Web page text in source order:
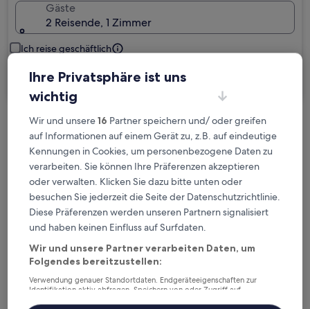
Gäste
2 Reisende, 1 Zimmer
Ich reise geschäftlich
Suchen
Kostenlose Stornierung bei
Planänderungen
Verdiene Prämien für jede
wahrgenommene Übernachtung
Überprüfe die Preise für diese Daten
Ihre Privatsphäre ist uns
wichtig
Wir und unsere16 Partner speichern und/ oder greifen
auf Informationen auf einem Gerät zu, z.B. auf eindeutige
Kennungen in Cookies, um personenbezogene Daten zu
verarbeiten. Sie können Ihre Präferenzen akzeptieren
oder verwalten. Klicken Sie dazu bitte unten oder
besuchen Sie jederzeit die Seite der Datenschutzrichtlinie.
Diese Präferenzen werden unseren Partnern signalisiert
und haben keinen Einfluss auf Surfdaten.
Wir und unsere Partner verarbeiten Daten, um
Folgendes bereitzustellen:
Verwendung genauer Standortdaten. Endgeräteeigenschaften zur
Identifikation aktiv abfragen. Speichern von oder Zugriff auf